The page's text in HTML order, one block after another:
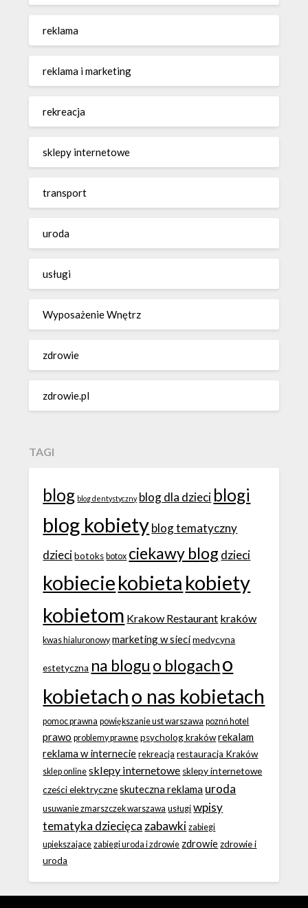
reklama
reklama i marketing
rekreacja
sklepy internetowe
transport
uroda
usługi
Wyposażenie Wnętrz
zdrowie
zdrowie.pl
TAGI
blog blog dentystyczny blog dla dzieci blogi
blog kobietyblog tematyczny
dzieci botoks botox ciekawy blog dzieci
kobieciekobieta kobiety
kobietom Krakow Restaurant kraków
kwas hialuronowy marketing w sieci medycyna
estetyczna na blogu o blogacho
kobietacho nas kobietach
pomoc prawna powiększanie ust warszawa poznń hotel
prawo problemy prawne psycholog krakówrekalam
reklama w internecie rekreacja restauracja Kraków
sklep online sklepy internetowe sklepy internetowe
cześci elektryczne skuteczna reklama uroda
usuwanie zmarszczek warszawa usługi wpisy
tematyka dziecięca zabawki zabiegi
upiekszajace zabiegi uroda i zdrowie zdrowie zdrowie i
uroda